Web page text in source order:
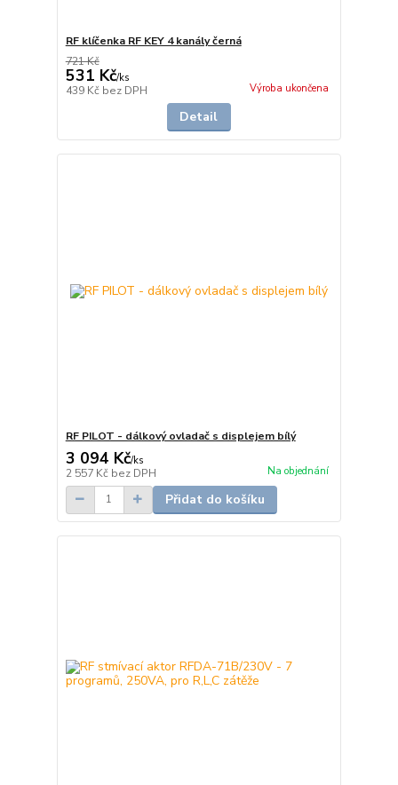
RF klíčenka RF KEY 4 kanály černá
721 Kč
531 Kč/ks
439 Kč bez DPH Výroba ukončena
Detail
RF PILOT - dálkový ovladač s displejem bílý
3 094 Kč/ks
2 557 Kč bez DPH Na objednání
Přidat do košíku